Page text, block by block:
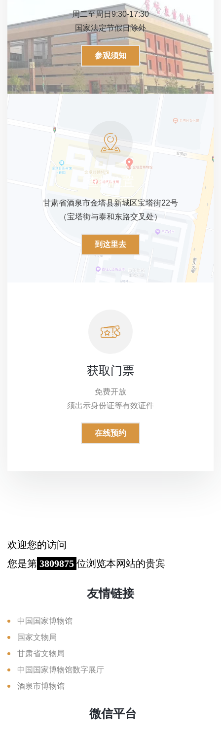
周二至周日9:30-17:30
国家法定节假日除外
参观须知
查找位置
甘肃省酒泉市金塔县新城区宝塔街22号
（宝塔街与泰和东路交叉处）
到这里去
获取门票
免费开放
须出示身份证等有效证件
在线预约
欢迎您的访问
您是第 3809875 位浏览本网站的贵宾
友情链接
中国国家博物馆
国家文物局
甘肃省文物局
中国国家博物馆数字展厅
酒泉市博物馆
微信平台